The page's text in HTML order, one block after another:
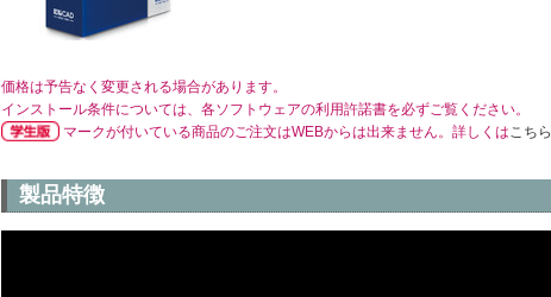
価格は予告なく変更される場合があります。
インストール条件については、各ソフトウェアの利用許諾書を必ずご覧ください。
マークが付いている商品のご注文はWEBからは出来ません。詳しくはこちら
製品特徴